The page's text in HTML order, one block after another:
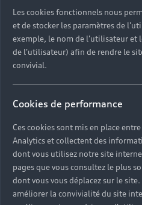
Audi connect
Sublimez votre conduite
Les cookies fonctionnels nous
et de stocker les paramètres de
exemple, le nom de l'utilisateur et
de l'utilisateur) afin de rendre le
convivial.
Cookies de performance
Ces cookies sont mis en place
Analytics et collectent des
dont vous utilisez notre site
pages que vous consultez le plus
dont vous vous déplacez sur le
améliorer la convivialité du site